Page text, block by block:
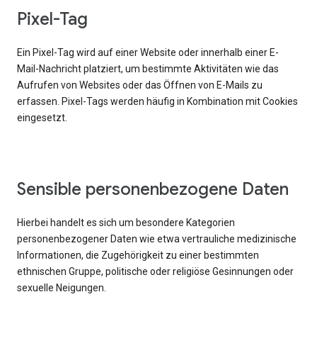
Pixel-Tag
Ein Pixel-Tag wird auf einer Website oder innerhalb einer E-
Mail-Nachricht platziert, um bestimmte Aktivitäten wie das
Aufrufen von Websites oder das Öffnen von E-Mails zu
erfassen. Pixel-Tags werden häufig in Kombination mit Cookies
eingesetzt.
Sensible personenbezogene Daten
Hierbei handelt es sich um besondere Kategorien
personenbezogener Daten wie etwa vertrauliche medizinische
Informationen, die Zugehörigkeit zu einer bestimmten
ethnischen Gruppe, politische oder religiöse Gesinnungen oder
sexuelle Neigungen.